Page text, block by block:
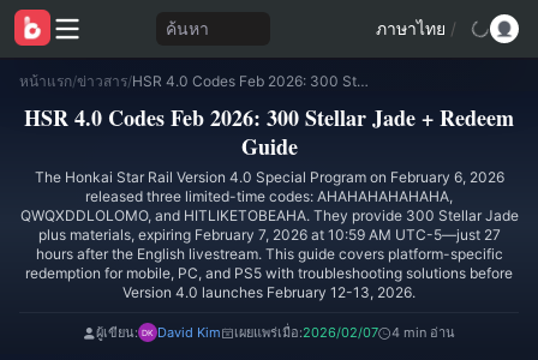
ค้นหา ภาษาไทย /
หน้าแรก/ข่าวสาร/ HSR 4.0 Codes Feb 2026: 300 Stellar Jade + Redeem Guide
HSR 4.0 Codes Feb 2026: 300 Stellar Jade + Redeem
Guide
The Honkai Star Rail Version 4.0 Special Program on February 6, 2026
released three limited-time codes: AHAHAHAHAHAHA,
QWQXDDLOLOMO, and HITLIKETOBEAHA. They provide 300 Stellar Jade
plus materials, expiring February 7, 2026 at 10:59 AM UTC-5—just 27
hours after the English livestream. This guide covers platform-specific
redemption for mobile, PC, and PS5 with troubleshooting solutions before
Version 4.0 launches February 12-13, 2026.
ผู้เขียน: David Kim เผยแพร่เมื่อ:2026/02/07 4 min อ่าน